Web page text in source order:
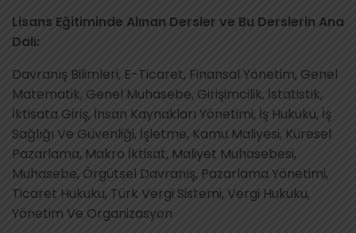
Lisans Eğitiminde Alınan Dersler ve Bu Derslerin Ana
Dalı:
Davranış Bilimleri, E-Ticaret, Finansal Yönetim, Genel
Matematik, Genel Muhasebe, Girişimcilik, İstatistik,
İktisata Giriş, İnsan Kaynakları Yönetimi, İş Hukuku, İş
Sağlığı Ve Güvenliği, İşletme, Kamu Maliyesi, Küresel
Pazarlama, Makro İktisat, Maliyet Muhasebesi,
Muhasebe, Örgütsel Davranış, Pazarlama Yönetimi,
Ticaret Hukuku, Türk Vergi Sistemi, Vergi Hukuku,
Yönetim Ve Organizasyon